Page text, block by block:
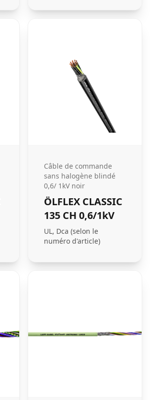
Câble de commande
sans halogène blindé
0,6/ 1kV noir
ÖLFLEX CLASSIC
135 CH 0,6/1kV
UL, Dca (selon le
numéro d'article)